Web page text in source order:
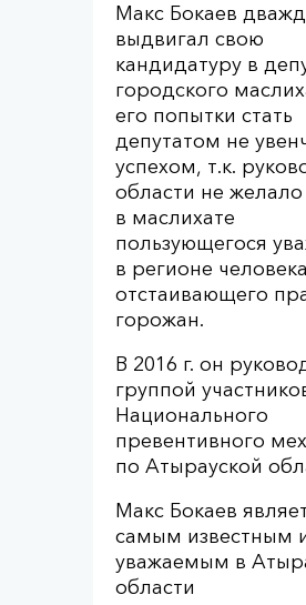
Макс Бокаев
выдвигал свою
кандидатуру в
городского
его попытки стать
депутатом не
успехом, т.к.
области не желало
в маслихате
пользующегося
в регионе
отстаивающего
горожан.
В 2016 г. он
группой
Национального
превентивного
по Атырауской
Макс Бокаев
самым известным
уважаемым в
области